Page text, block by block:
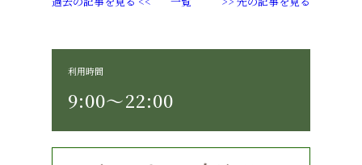
利用時間
9:00〜22:00